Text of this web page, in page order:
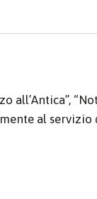
all’Antica”,
al servizio